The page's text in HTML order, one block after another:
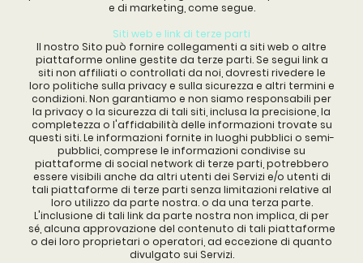
e di marketing, come segue.
Siti web e link di terze parti
Il nostro Sito può fornire collegamenti a siti web o altre
piattaforme online gestite da terze parti. Se segui link a
siti non affiliati o controllati da noi, dovresti rivedere le
loro politiche sulla privacy e sulla sicurezza e altri termini e
condizioni. Non garantiamo e non siamo responsabili per
la privacy o la sicurezza di tali siti, inclusa la precisione, la
completezza o l'affidabilità delle informazioni trovate su
questi siti. Le informazioni fornite in luoghi pubblici o semi-
pubblici, comprese le informazioni condivise su
piattaforme di social network di terze parti, potrebbero
essere visibili anche da altri utenti dei Servizi e/o utenti di
tali piattaforme di terze parti senza limitazioni relative al
loro utilizzo da parte nostra. o da una terza parte.
L'inclusione di tali link da parte nostra non implica, di per
sé, alcuna approvazione del contenuto di tali piattaforme
o dei loro proprietari o operatori, ad eccezione di quanto
divulgato sui Servizi.